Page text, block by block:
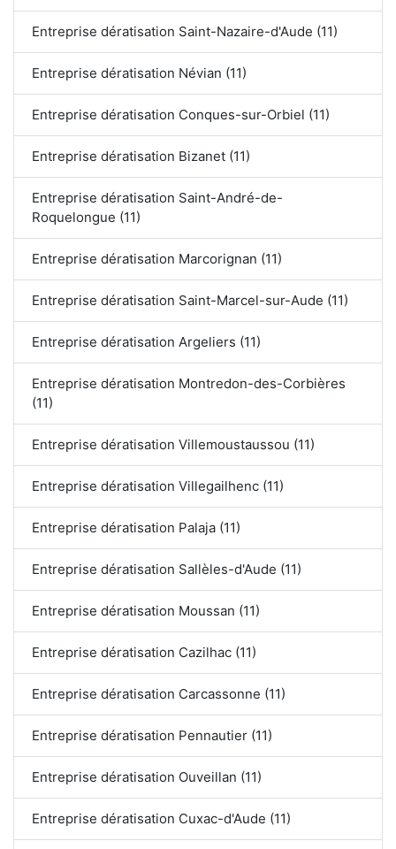
Entreprise dératisation Saint-Nazaire-d'Aude (11)
Entreprise dératisation Névian (11)
Entreprise dératisation Conques-sur-Orbiel (11)
Entreprise dératisation Bizanet (11)
Entreprise dératisation Saint-André-de-
Roquelongue (11)
Entreprise dératisation Marcorignan (11)
Entreprise dératisation Saint-Marcel-sur-Aude (11)
Entreprise dératisation Argeliers (11)
Entreprise dératisation Montredon-des-Corbières
(11)
Entreprise dératisation Villemoustaussou (11)
Entreprise dératisation Villegailhenc (11)
Entreprise dératisation Palaja (11)
Entreprise dératisation Sallèles-d'Aude (11)
Entreprise dératisation Moussan (11)
Entreprise dératisation Cazilhac (11)
Entreprise dératisation Carcassonne (11)
Entreprise dératisation Pennautier (11)
Entreprise dératisation Ouveillan (11)
Entreprise dératisation Cuxac-d'Aude (11)